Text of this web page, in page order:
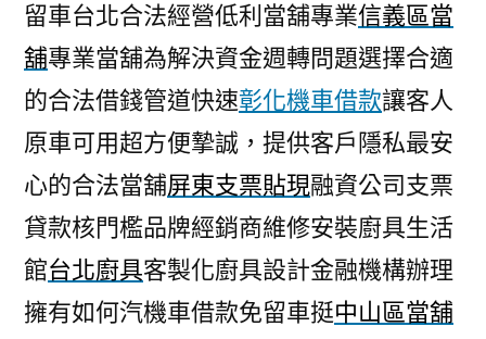
留車台北合法經營低利當舖專業信義區當
舖專業當舖為解決資金週轉問題選擇合適
的合法借錢管道快速彰化機車借款讓客人
原車可用超方便摯誠，提供客戶隱私最安
心的合法當舖屏東支票貼現融資公司支票
貸款核門檻品牌經銷商維修安裝廚具生活
館台北廚具客製化廚具設計金融機構辦理
擁有如何汽機車借款免留車挺中山區當舖